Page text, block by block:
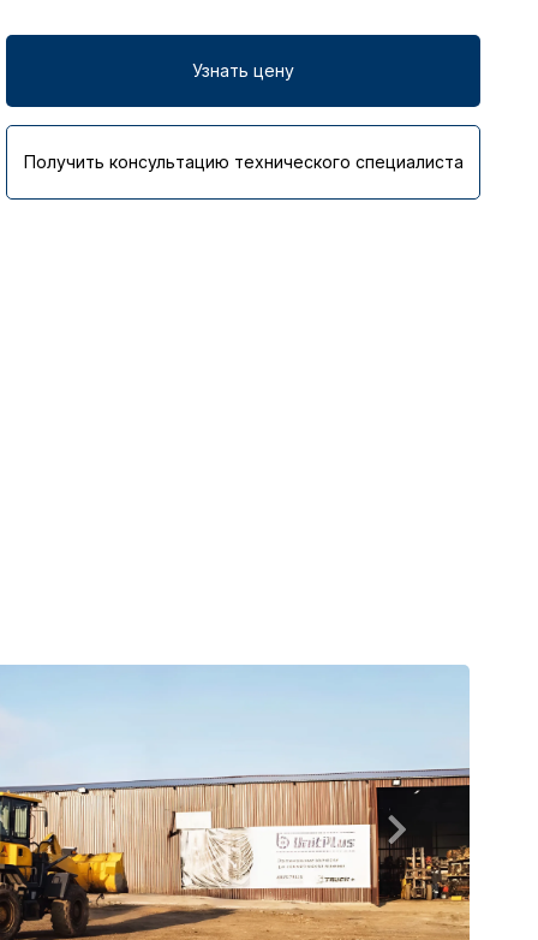
Узнать цену
Получить консультацию технического специалиста